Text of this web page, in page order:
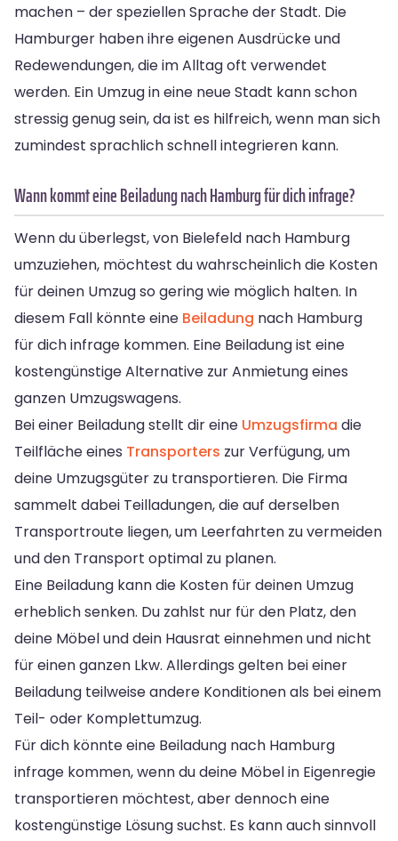
machen – der speziellen Sprache der Stadt. Die
Hamburger haben ihre eigenen Ausdrücke und
Redewendungen, die im Alltag oft verwendet
werden. Ein Umzug in eine neue Stadt kann schon
stressig genug sein, da ist es hilfreich, wenn man sich
zumindest sprachlich schnell integrieren kann.
Wann kommt eine Beiladung nach Hamburg für dich infrage?
Wenn du überlegst, von Bielefeld nach Hamburg
umzuziehen, möchtest du wahrscheinlich die Kosten
für deinen Umzug so gering wie möglich halten. In
diesem Fall könnte eine Beiladung nach Hamburg
für dich infrage kommen. Eine Beiladung ist eine
kostengünstige Alternative zur Anmietung eines
ganzen Umzugswagens.
Bei einer Beiladung stellt dir eine Umzugsfirma die
Teilfläche eines Transporters zur Verfügung, um
deine Umzugsgüter zu transportieren. Die Firma
sammelt dabei Teilladungen, die auf derselben
Transportroute liegen, um Leerfahrten zu vermeiden
und den Transport optimal zu planen.
Eine Beiladung kann die Kosten für deinen Umzug
erheblich senken. Du zahlst nur für den Platz, den
deine Möbel und dein Hausrat einnehmen und nicht
für einen ganzen Lkw. Allerdings gelten bei einer
Beiladung teilweise andere Konditionen als bei einem
Teil- oder Komplettumzug.
Für dich könnte eine Beiladung nach Hamburg
infrage kommen, wenn du deine Möbel in Eigenregie
transportieren möchtest, aber dennoch eine
kostengünstige Lösung suchst. Es kann auch sinnvoll